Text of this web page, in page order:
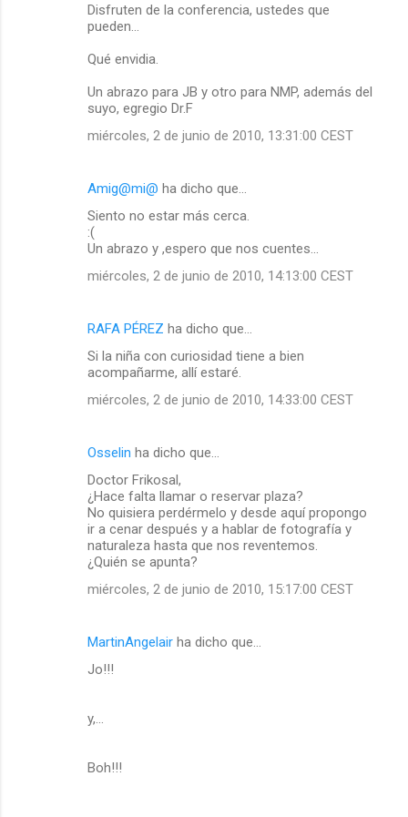
Disfruten de la conferencia, ustedes que
pueden...
Qué envidia.
Un abrazo para JB y otro para NMP, además del
suyo, egregio Dr.F
miércoles, 2 de junio de 2010, 13:31:00 CEST
Amig@mi@ ha dicho que…
Siento no estar más cerca.
:(
Un abrazo y ,espero que nos cuentes...
miércoles, 2 de junio de 2010, 14:13:00 CEST
RAFA PÉREZ ha dicho que…
Si la niña con curiosidad tiene a bien
acompañarme, allí estaré.
miércoles, 2 de junio de 2010, 14:33:00 CEST
Osselin ha dicho que…
Doctor Frikosal,
¿Hace falta llamar o reservar plaza?
No quisiera perdérmelo y desde aquí propongo
ir a cenar después y a hablar de fotografía y
naturaleza hasta que nos reventemos.
¿Quién se apunta?
miércoles, 2 de junio de 2010, 15:17:00 CEST
MartinAngelair ha dicho que…
Jo!!!
y,...
Boh!!!